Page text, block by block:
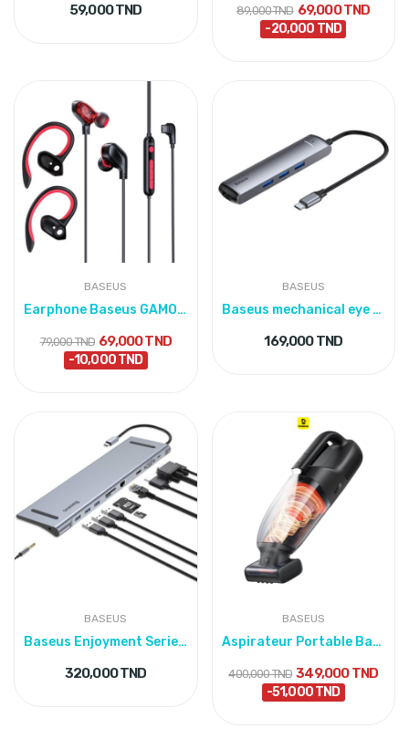
59,000 TND 89,000 TND 69,000 TND
-20,000 TND
BASEUS
Earphone Baseus GAMO Immersive Virtual 3D Game...
79,000 TND 69,000 TND
-10,000 TND
BASEUS
Baseus mechanical eye Six-in-one smart HUB
169,000 TND
BASEUS
Baseus Enjoyment Series 11-in-1 Type-C Hub
320,000 TND
BASEUS
Aspirateur Portable Baseus AP02 – Maison Et...
400,000 TND 349,000 TND
-51,000 TND